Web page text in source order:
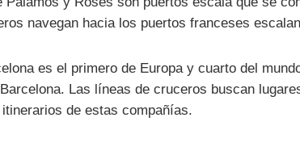
navegan hacia los puertos franceses
es el primero de Europa y cuarto del
Las líneas de cruceros buscan
de estas compañías.